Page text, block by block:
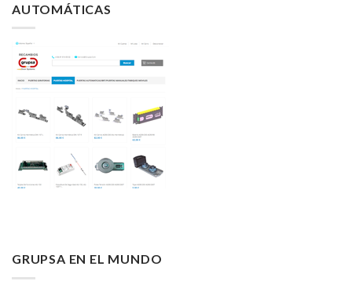
AUTOMÁTICAS
GRUPSA EN EL MUNDO